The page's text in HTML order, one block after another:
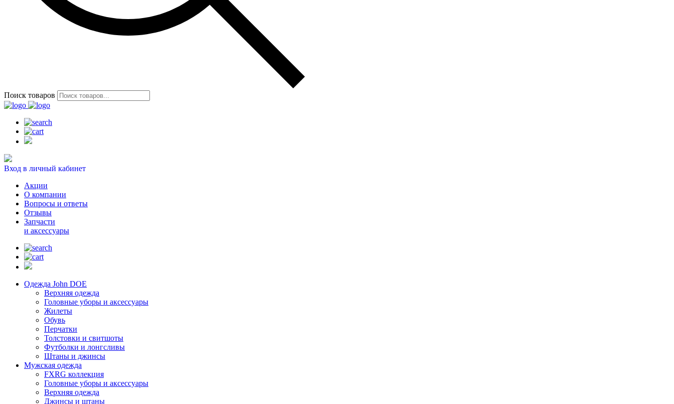
Поиск товаров
Вход в личный кабинет
Акции
О компании
Вопросы и ответы
Отзывы
Запчасти
и аксессуары
Одежда John DOE
Верхняя одежда
Головные уборы и аксессуары
Жилеты
Обувь
Перчатки
Толстовки и свитшоты
Футболки и лонгсливы
Штаны и джинсы
Мужская одежда
FXRG коллекция
Головные уборы и аксессуары
Верхняя одежда
Джинсы и штаны